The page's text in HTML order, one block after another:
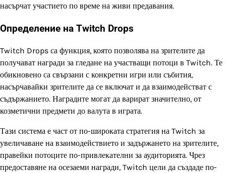
насърчат участието по време на живи предавания.
Определение на Twitch Drops
Twitch Drops са функция, която позволява на зрителите да
получават награди за гледане на участващи потоци в Twitch. Те
обикновено са свързани с конкретни игри или събития,
насърчавайки зрителите да се включат и да взаимодействат с
съдържанието. Наградите могат да варират значително, от
козметични предмети до валута в играта.
Тази система е част от по-широката стратегия на Twitch за
увеличаване на взаимодействието и задържането на зрителите,
правейки потоците по-привлекателни за аудиторията. Чрез
предоставяне на осезаеми награди, Twitch цели да създаде по-